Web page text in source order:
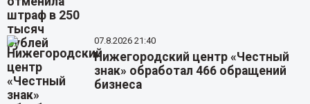
07.8.2026 21:40
Нижегородский центр «Честный
знак» обработал 466 обращений
бизнеса